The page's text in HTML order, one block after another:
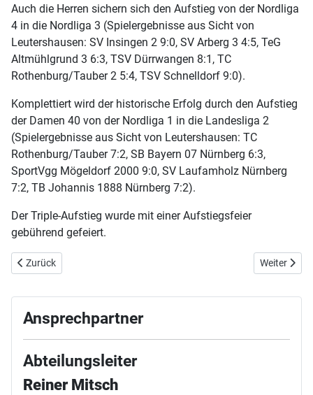
Auch die Herren sichern sich den Aufstieg von der Nordliga
4 in die Nordliga 3 (Spielergebnisse aus Sicht von
Leutershausen: SV Insingen 2 9:0, SV Arberg 3 4:5, TeG
Altmühlgrund 3 6:3, TSV Dürrwangen 8:1, TC
Rothenburg/Tauber 2 5:4, TSV Schnelldorf 9:0).
Komplettiert wird der historische Erfolg durch den Aufstieg
der Damen 40 von der Nordliga 1 in die Landesliga 2
(Spielergebnisse aus Sicht von Leutershausen: TC
Rothenburg/Tauber 7:2, SB Bayern 07 Nürnberg 6:3,
SportVgg Mögeldorf 2000 9:0, SV Laufamholz Nürnberg
7:2, TB Johannis 1888 Nürnberg 7:2).
Der Triple-Aufstieg wurde mit einer Aufstiegsfeier
gebührend gefeiert.
Vorheriger Beitrag: Einladung zur Hauptversammlung am 22. März
Zurück Nächster
Weiter
Ansprechpartner
Abteilungsleiter
Reiner Mitsch